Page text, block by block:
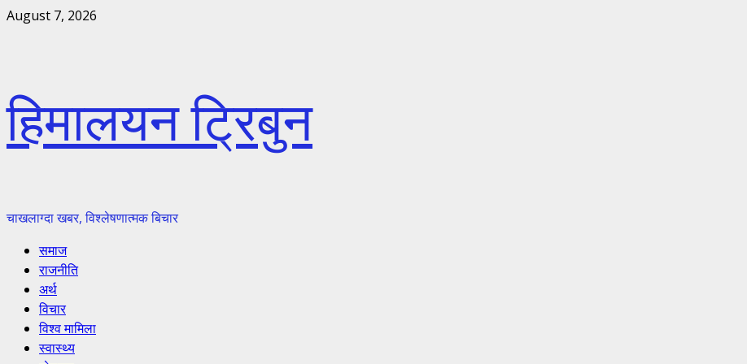
Skip
August 7, 2026
हिमालयन ट्रिबुन
चाखलाग्दा खबर, विश्लेषणात्मक बिचार
Primary
Menu
समाज
राजनीति
अर्थ
विचार
विश्व मामिला
स्वास्थ्य